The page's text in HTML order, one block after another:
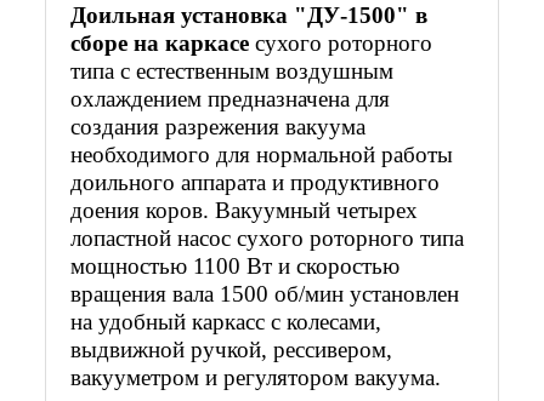
Доильная установка "ДУ-1500" в
сборе на каркасе сухого роторного
типа с естественным воздушным
охлаждением предназначена для
создания разрежения вакуума
необходимого для нормальной работы
доильного аппарата и продуктивного
доения коров. Вакуумный четырех
лопастной насос сухого роторного типа
мощностью 1100 Вт и скоростью
вращения вала 1500 об/мин установлен
на удобный каркасс с колесами,
выдвижной ручкой, рессивером,
вакууметром и регулятором вакуума.